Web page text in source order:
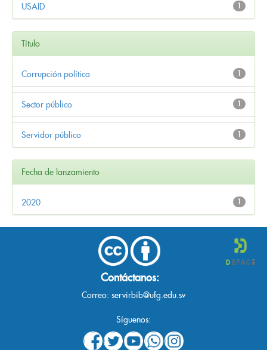
1
USAID
Título
1
Corrupción política
1
Sector público
1
Servidor público
Fecha de lanzamiento
1
2020
Contáctanos:
Correo: servirbib@ufg.edu.sv
Síguenos: